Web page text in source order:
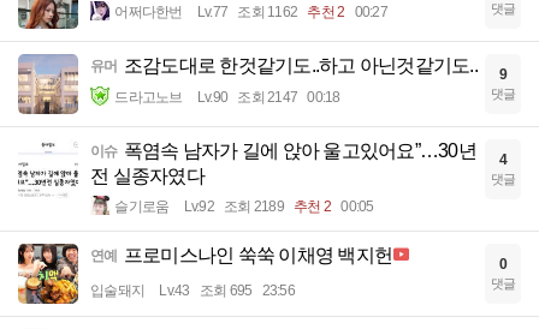
어쩌다한번 Lv.77 조회 1162 추천 2 00:27 댓글
유머 조감도대로 한것같기도..하고 아닌것같기도..
드라고노브 Lv.90 조회 2147 00:18
9
댓글
이슈 폭염속 남자가 길에 앉아 울고있어요”…30년
전 실종자였다
슬기로움 Lv.92 조회 2189 추천 2 00:05
4
댓글
연예 프로미스나인 쑥쑥 이채영 백지헌
입술돼지 Lv.43 조회 695 23:56
0
댓글